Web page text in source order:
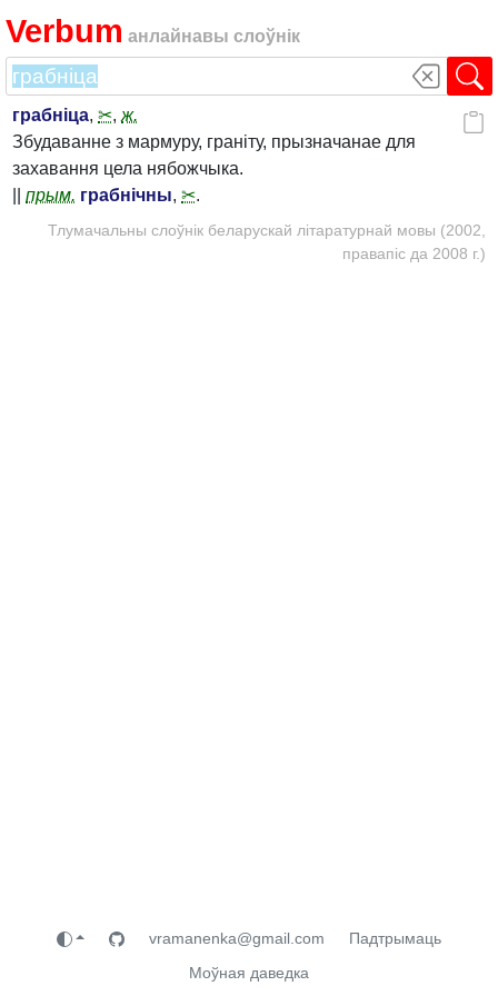
Verbum анлайнавы слоўнік
грабніца, ✂, ж.
Збудаванне з мармуру, граніту, прызначанае для
захавання цела нябожчыка.
прым. грабнічны, ✂.
Тлумачальны слоўнік беларускай літаратурнай мовы (2002,
правапіс да 2008 г.)
vramanenka@gmail.com
Падтрымаць
Моўная даведка